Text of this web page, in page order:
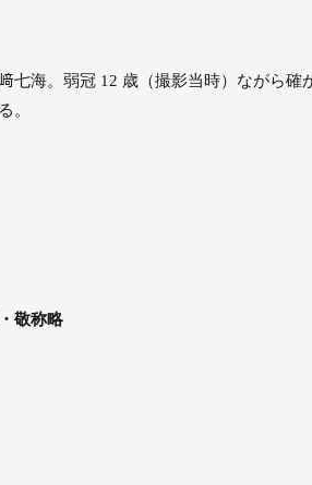
七海。弱冠 12 歳（撮影当時）ながら
。
敬称略